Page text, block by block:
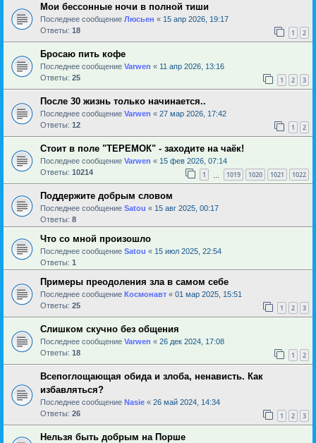
Мои бессонные ночи в полной тиши
Последнее сообщение Люсьен « 15 апр 2026, 19:17
Ответы: 18 1 2
Бросаю пить кофе
Последнее сообщение Varwen « 11 апр 2026, 13:16
Ответы: 25 1 2 3
После 30 жизнь только начинается..
Последнее сообщение Varwen « 27 мар 2026, 17:42
Ответы: 12 1 2
Стоит в поле "ТЕРЕМОК" - заходите на чаёк!
Последнее сообщение Varwen « 15 фев 2026, 07:14
Ответы: 10214 1 1019 1020 1021 1022
Поддержите добрым словом
Последнее сообщение Satou « 15 авг 2025, 00:17
Ответы: 8
Что со мной произошло
Последнее сообщение Satou « 15 июл 2025, 22:54
Ответы: 1
Примеры преодоления зла в самом себе
Последнее сообщение Космонавт « 01 мар 2025, 15:51
Ответы: 25 1 2 3
Слишком скучно без общения
Последнее сообщение Varwen « 26 дек 2024, 17:08
Ответы: 18 1 2
Всепоглощающая обида и злоба, ненависть. Как
избавляться?
Последнее сообщение Nasie « 26 май 2024, 14:34
Ответы: 26 1 2 3
Нельзя быть добрым на Порше